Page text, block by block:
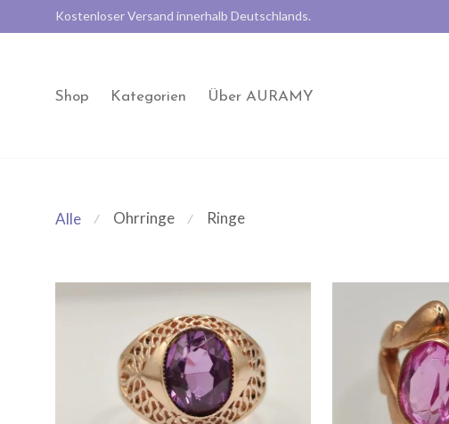
Kostenloser Versand innerhalb Deutschlands.
Shop Kategorien Über AURAMY
Alle ⁄ Ohrringe ⁄ Ringe